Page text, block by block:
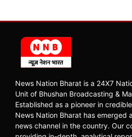
News Nation Bharat is a 24X7
Unit of Bhushan Broadcasting &
Established as a pioneer in
News Nation Bharat has emerged
news channel in the country. Our